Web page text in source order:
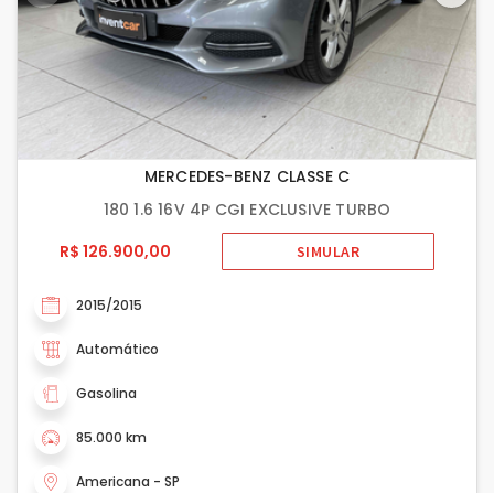
MERCEDES-BENZ CLASSE C
180 1.6 16V 4P CGI EXCLUSIVE TURBO
R$ 126.900,00
SIMULAR
2015/2015
Automático
Gasolina
85.000 km
Americana - SP